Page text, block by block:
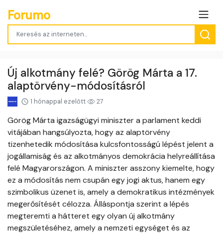
Forumo
Új alkotmány felé? Görög Márta a 17.
alaptörvény-módosításról
1 hónappal ezelőtt 27
Görög Márta igazságügyi miniszter a parlament keddi
vitájában hangsúlyozta, hogy az alaptörvény
tizenhetedik módosítása kulcsfontosságú lépést jelent a
jogállamiság és az alkotmányos demokrácia helyreállítása
felé Magyarországon. A miniszter asszony kiemelte, hogy
ez a módosítás nem csupán egy jogi aktus, hanem egy
szimbolikus üzenet is, amely a demokratikus intézmények
megerősítését célozza. Álláspontja szerint a lépés
megteremti a hátteret egy olyan új alkotmány
megszületéséhez, amely a nemzeti egységet és az